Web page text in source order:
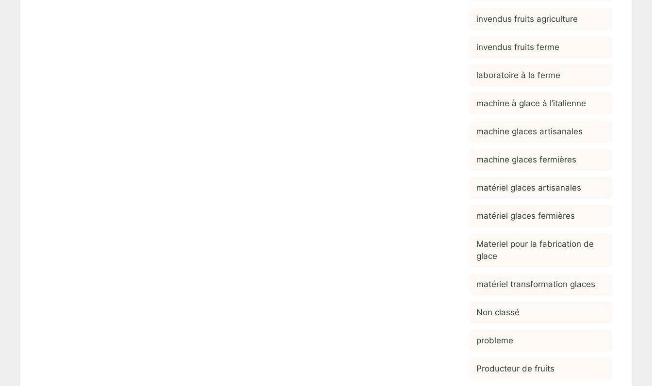
invendus fruits agriculture
invendus fruits ferme
laboratoire à la ferme
machine à glace à l’italienne
machine glaces artisanales
machine glaces fermières
matériel glaces artisanales
matériel glaces fermières
Materiel pour la fabrication de
glace
matériel transformation glaces
Non classé
probleme
Producteur de fruits